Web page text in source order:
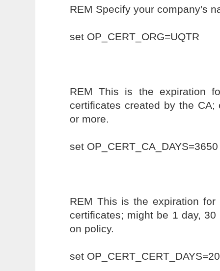
REM Specify your company's
set OP_CERT_ORG=UQTR
REM This is the expiration
certificates created by the
or more.
set OP_CERT_CA_DAYS=3650
REM This is the expiration for
certificates; might be 1 day,
on policy.
set